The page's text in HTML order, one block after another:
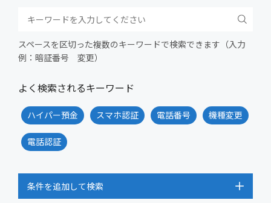
スペースを区切った複数のキーワードで検索できます（入力
例：暗証番号 変更）
よく検索されるキーワード
ハイパー預金 スマホ認証 電話番号 機種変更
電話認証
条件を追加して検索